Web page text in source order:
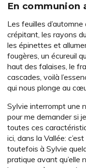
En communion
Les feuilles
crépitant, les rayons
les épinettes et
fougères, un écureuil
haut des falaises, le
cascades, voilà
qui nous plonge au
Sylvie interrompt une
pour me demander si
toutes ces
ici, dans la Vallée:
toutefois à Sylvie
pratique avant qu’elle